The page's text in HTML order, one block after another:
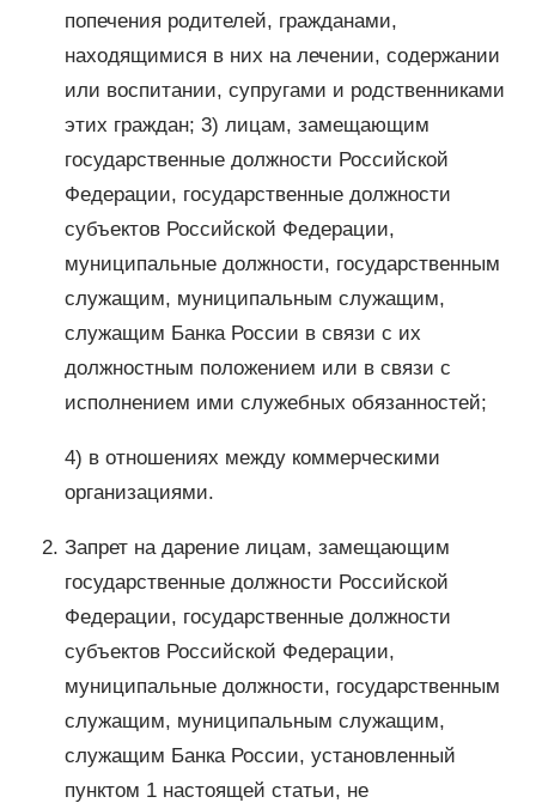
попечения родителей, гражданами,
находящимися в них на лечении, содержании
или воспитании, супругами и родственниками
этих граждан; 3) лицам, замещающим
государственные должности Российской
Федерации, государственные должности
субъектов Российской Федерации,
муниципальные должности, государственным
служащим, муниципальным служащим,
служащим Банка России в связи с их
должностным положением или в связи с
исполнением ими служебных обязанностей;
4) в отношениях между коммерческими
организациями.
Запрет на дарение лицам, замещающим
государственные должности Российской
Федерации, государственные должности
субъектов Российской Федерации,
муниципальные должности, государственным
служащим, муниципальным служащим,
служащим Банка России, установленный
пунктом 1 настоящей статьи, не